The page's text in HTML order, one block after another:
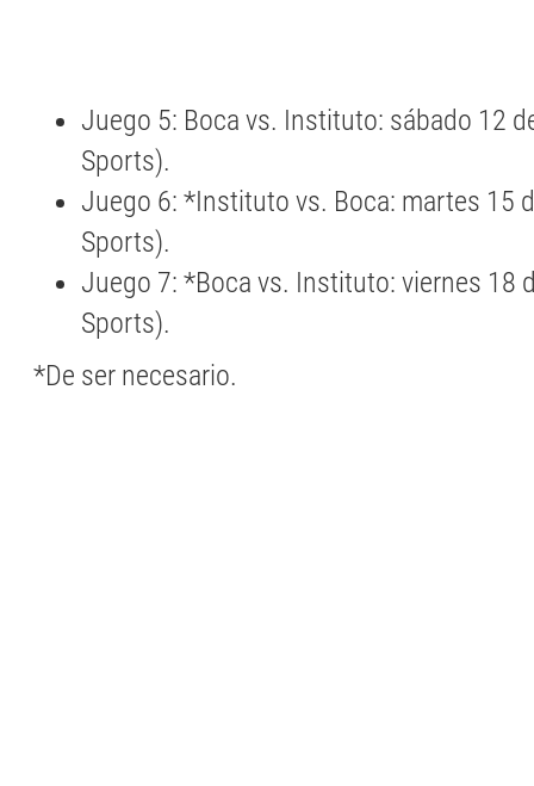
Juego 5: Boca vs. Instituto: sábado 12
Sports).
Juego 6: *Instituto vs. Boca: martes 15
Sports).
Juego 7: *Boca vs. Instituto: viernes 18
Sports).
*De ser necesario.